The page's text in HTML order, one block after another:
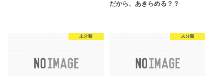
だから、あきらめる？？
未分類 未分類